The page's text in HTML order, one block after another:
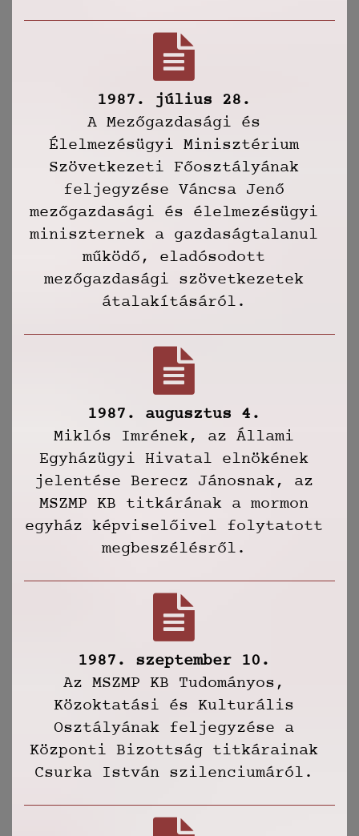
1987. július 28.
A Mezőgazdasági és
Élelmezésügyi Minisztérium
Szövetkezeti Főosztályának
feljegyzése Váncsa Jenő
mezőgazdasági és élelmezésügyi
miniszternek a gazdaságtalanul
működő, eladósodott
mezőgazdasági szövetkezetek
átalakításáról.
1987. augusztus 4.
Miklós Imrének, az Állami
Egyházügyi Hivatal elnökének
jelentése Berecz Jánosnak, az
MSZMP KB titkárának a mormon
egyház képviselőivel folytatott
megbeszélésről.
1987. szeptember 10.
Az MSZMP KB Tudományos,
Közoktatási és Kulturális
Osztályának feljegyzése a
Központi Bizottság titkárainak
Csurka István szilenciumáról.